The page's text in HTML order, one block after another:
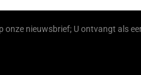
onze nieuwsbrief; U ontvangt als